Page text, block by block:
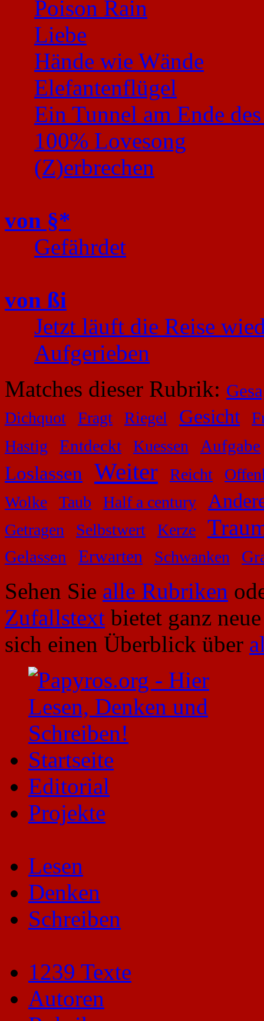
Poison Rain
Liebe
Hände wie Wände
Elefantenflügel
Ein Tunnel am Ende
100% Lovesong
(Z)erbrechen
von §*
Gefährdet
von ßi
Jetzt läuft die Reise
Aufgerieben
Matches dieser Rubrik:
Dichquot Fragt Riegel Gesicht
Hastig
Entdeckt Kuessen Aufgabe
Loslassen Weiter Reicht
Wolke
Taub Half a century
Getragen Selbstwert Kerze
Gelassen Erwarten Schwanken
Sehen Sie alle Rubriken
Zufallstext bietet ganz
sich einen Überblick über
Startseite
Editorial
Projekte
Lesen
Denken
Schreiben
1239 Texte
Autoren